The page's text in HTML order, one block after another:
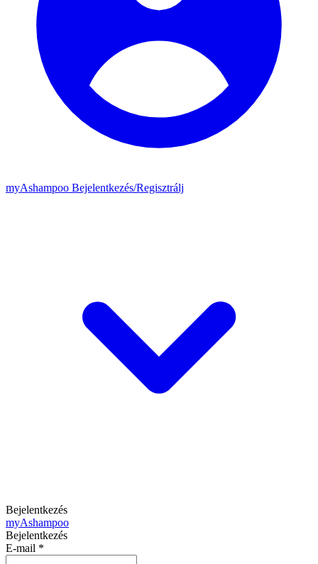
myAshampoo Bejelentkezés/Regisztrálj
Bejelentkezés
myAshampoo
Bejelentkezés
E-mail *